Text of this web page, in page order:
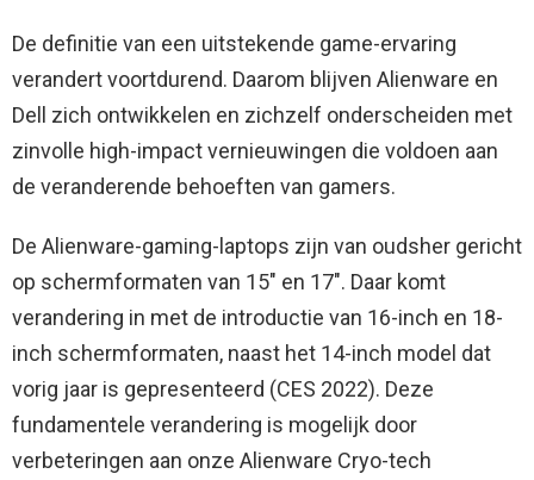
De definitie van een uitstekende game-ervaring
verandert voortdurend. Daarom blijven Alienware en
Dell zich ontwikkelen en zichzelf onderscheiden met
zinvolle high-impact vernieuwingen die voldoen aan
de veranderende behoeften van gamers.
De Alienware-gaming-laptops zijn van oudsher gericht
op schermformaten van 15″ en 17″. Daar komt
verandering in met de introductie van 16-inch en 18-
inch schermformaten, naast het 14-inch model dat
vorig jaar is gepresenteerd (CES 2022). Deze
fundamentele verandering is mogelijk door
verbeteringen aan onze Alienware Cryo-tech